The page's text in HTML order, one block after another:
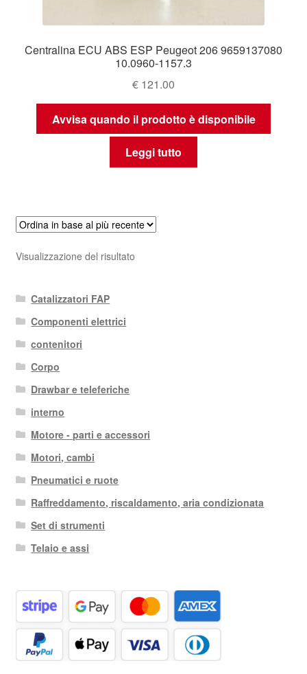
Centralina ECU ABS ESP Peugeot 206 9659137080
10.0960-1157.3
€ 121.00
Avvisa quando il prodotto è disponibile
Leggi tutto
Visualizzazione del risultato
Catalizzatori FAP
Componenti elettrici
contenitori
Corpo
Drawbar e teleferiche
interno
Motore - parti e accessori
Motori, cambi
Pneumatici e ruote
Raffreddamento, riscaldamento, aria condizionata
Set di strumenti
Telaio e assi